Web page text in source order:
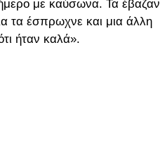
με καύσωνα. Τα έβαζαν
τα έσπρωχνε και μια άλλη
ήταν καλά».